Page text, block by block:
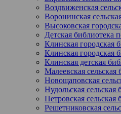
Воздвиженская
Воронинская
Высоковская
Детская библиотека
Клинская городская
Клинская городская
Клинская детская
Малеевская сельская
Новощаповская
Нудольская сельская
Петровская сельская
Решетниковская